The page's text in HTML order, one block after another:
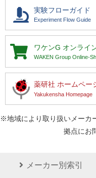
実験フローガイド
Experiment Flow Guide
ワケンG オンライ
WAKEN Group Online-
薬研社 ホームペー
Yakukensha Homepage
※地域により取り扱いメーカ
拠点にお
メーカー別索引